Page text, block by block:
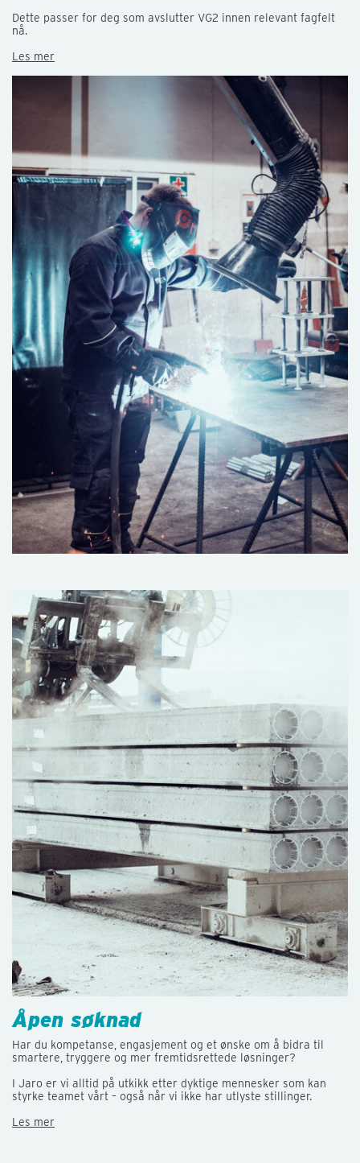
Dette passer for deg som avslutter VG2 innen relevant fagfelt
nå.
Les mer
Åpen søknad
Har du kompetanse, engasjement og et ønske om å bidra til
smartere, tryggere og mer fremtidsrettede løsninger?
I Jaro er vi alltid på utkikk etter dyktige mennesker som kan
styrke teamet vårt – også når vi ikke har utlyste stillinger.
Les mer